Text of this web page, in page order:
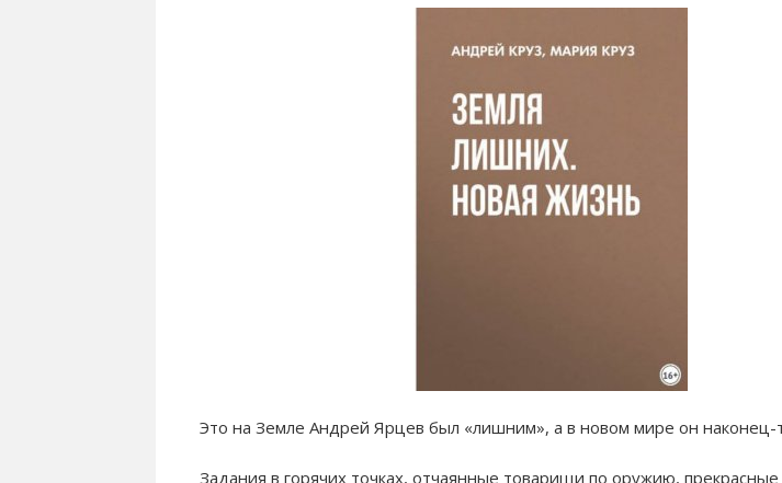
Это на Земле Андрей Ярцев был «лишним», а в новом мире он наконец-
Задания в горячих точках, отчаянные товарищи по оружию,